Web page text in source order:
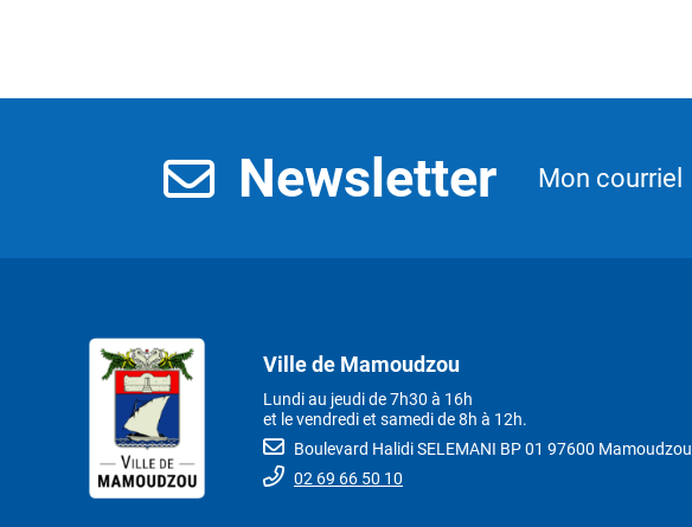
Newsletter Mon courriel
Ville de Mamoudzou
Lundi au jeudi de 7h30 à 16h
et le vendredi et samedi de 8h à 12h.
Boulevard Halidi SELEMANI BP 01 97600 Mamoudzou
02 69 66 50 10